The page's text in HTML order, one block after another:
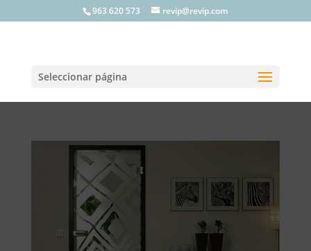
963 620 573 revip@revip.com
Seleccionar página